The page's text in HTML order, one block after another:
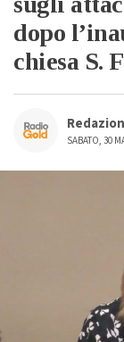
dopo
chiesa S.
SABATO, 30